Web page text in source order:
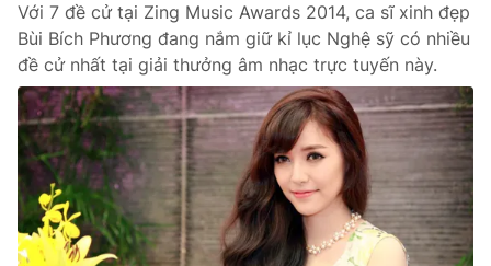
Xã hội
Pháp luật
Y tế
Thế giới
Với 7 đề cử tại Zing Music Awards 2014, ca sĩ xinh đẹp
Bùi Bích Phương đang nắm giữ kỉ lục Nghệ sỹ có nhiều
đề cử nhất tại giải thưởng âm nhạc trực tuyến này.